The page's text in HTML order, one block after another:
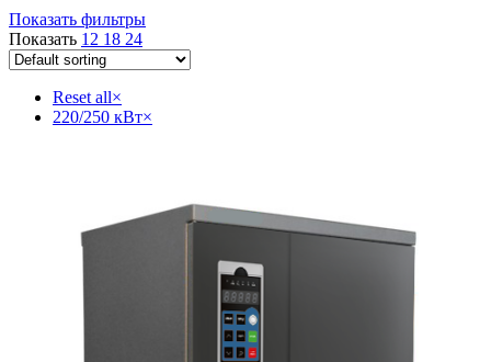
Показать фильтры
Показать 12 18 24
Reset all×
220/250 кВт×